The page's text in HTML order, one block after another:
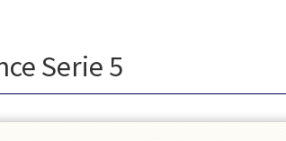
Serie 5